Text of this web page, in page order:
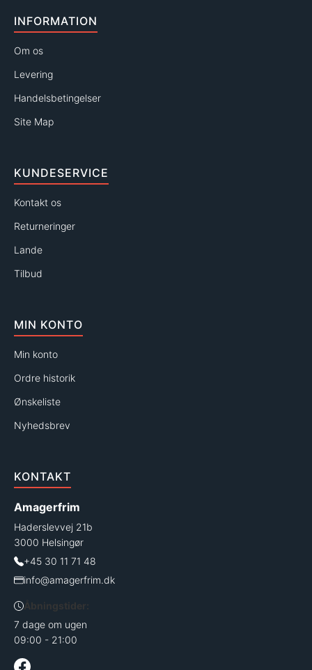
INFORMATION
Om os
Levering
Handelsbetingelser
Site Map
KUNDESERVICE
Kontakt os
Returneringer
Lande
Tilbud
MIN KONTO
Min konto
Ordre historik
Ønskeliste
Nyhedsbrev
KONTAKT
Amagerfrim
Haderslevvej 21b
3000 Helsingør
+45 30 11 71 48
info@amagerfrim.dk
Åbningstider:
7 dage om ugen
09:00 - 21:00